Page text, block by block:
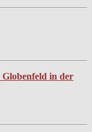
Globenfeld in der